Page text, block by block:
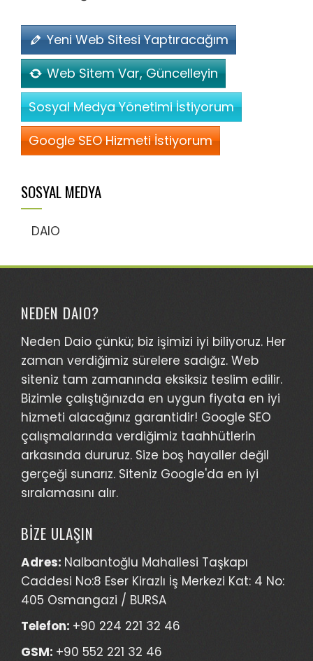
Yeni Web Sitesi Yaptıracağım
Web Sitem Var, Güncelleyin
Sosyal Medya Yönetimi İstiyorum
Google SEO Hizmeti İstiyorum
SOSYAL MEDYA
DAIO
NEDEN DAIO?
Neden Daio çünkü; biz işimizi iyi biliyoruz. Her
zaman verdiğimiz sürelere sadığız. Web
siteniz tam zamanında eksiksiz teslim edilir.
Bizimle çalıştığınızda en uygun fiyata en iyi
hizmeti alacağınız garantidir! Google SEO
çalışmalarında verdiğimiz taahhütlerin
arkasında dururuz. Size boş hayaller değil
gerçeği sunarız. Siteniz Google'da en iyi
sıralamasını alır.
BİZE ULAŞIN
Adres: Nalbantoğlu Mahallesi Taşkapı
Caddesi No:8 Eser Kirazlı İş Merkezi Kat: 4 No:
405 Osmangazi / BURSA
Telefon: +90 224 221 32 46
GSM: +90 552 221 32 46